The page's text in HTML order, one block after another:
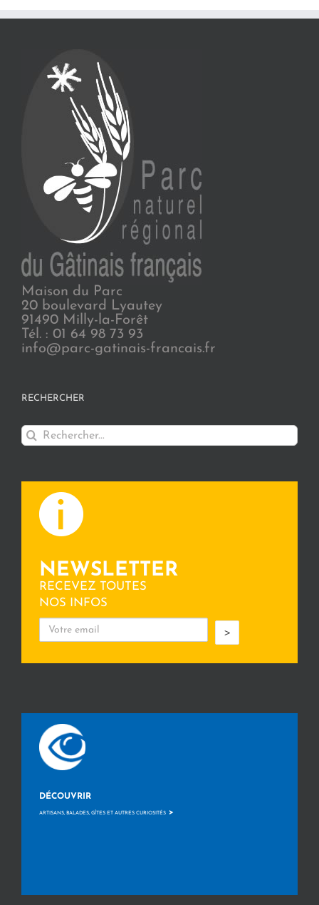
Maison du Parc
20 boulevard Lyautey
91490 Milly-la-Forêt
Tél. : 01 64 98 73 93
info@parc-gatinais-francais.fr
RECHERCHER
Rechercher:
NEWSLETTER
RECEVEZ TOUTES
NOS INFOS
>
DÉCOUVRIR
ARTISANS, BALADES, GÎTES ET AUTRES CURIOSITÉS >